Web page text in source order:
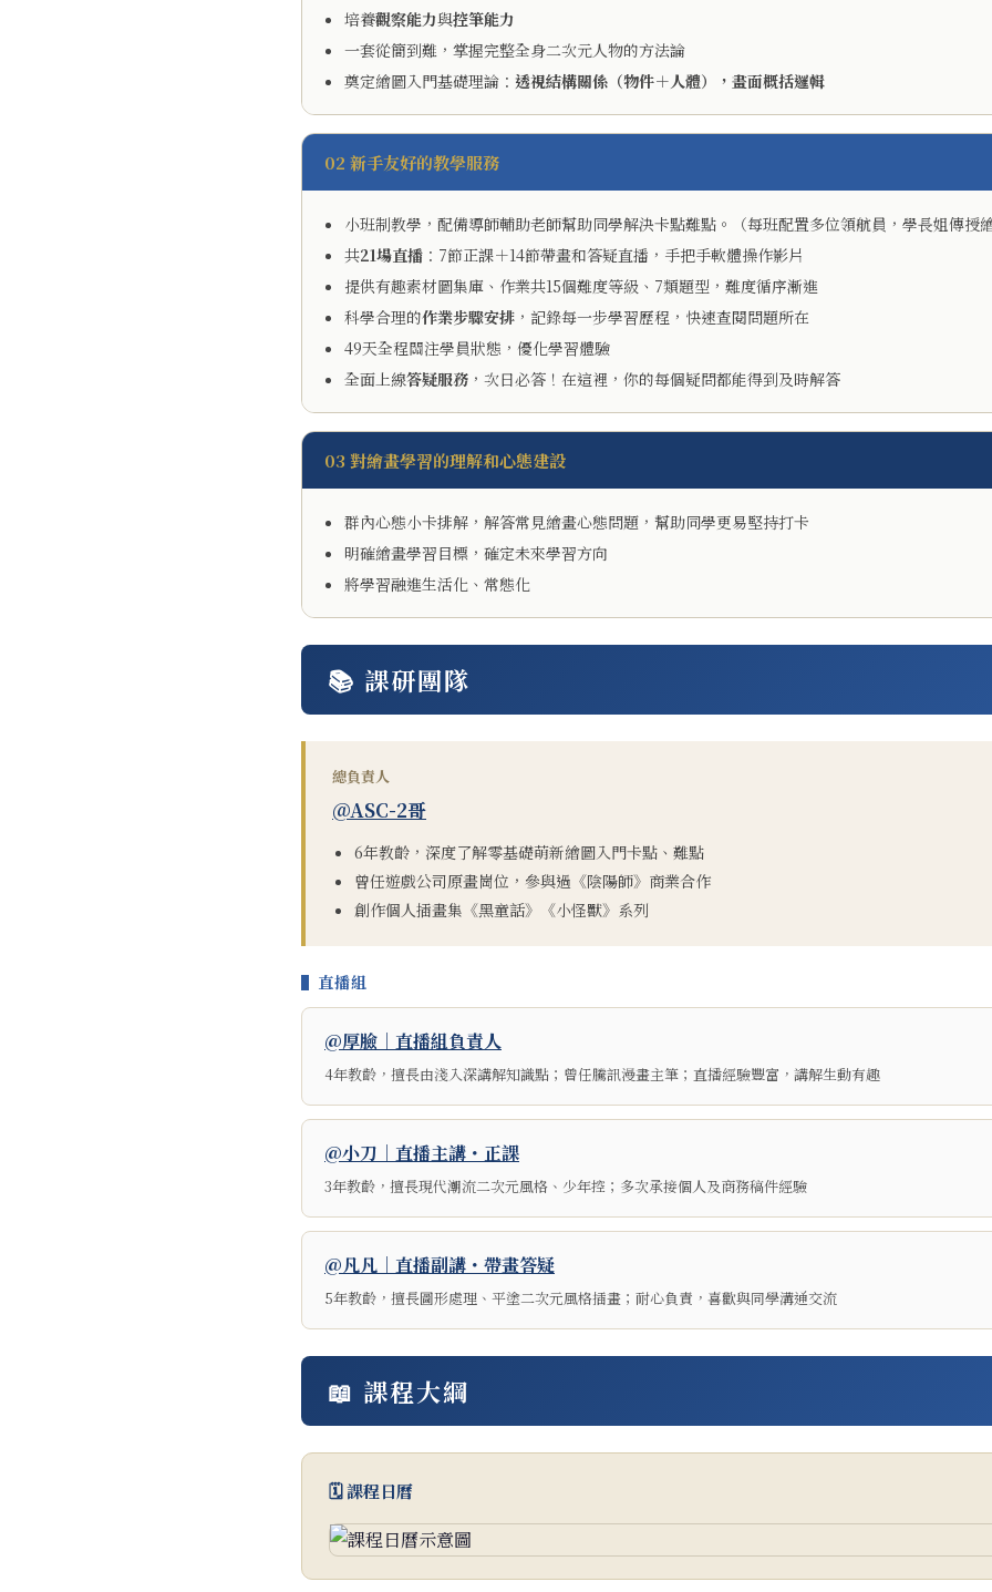
培養觀察能力與控筆能力
一套從簡到難，掌握完整全身二次元人物的方法論
奠定繪圖入門基礎理論： 透視結構關係（物件＋人體），畫面概括邏輯
02 新手友好的教學服務
小班制教學，配備導師輔助老師幫助同學解決卡點難點。（每班配置多位領航員，學長姐傳授
共21場直播 ：7節正課＋14節帶畫和答疑直播，手把手軟體操作影片
提供有趣素材圖集庫、作業共15個難度等級、7類題型，難度循序漸進
科學合理的作業步驟安排 ，記錄每一步學習歷程，快速查閱問題所在
49天全程關注學員狀態，優化學習體驗
全面上線答疑服務 ，次日必答！在這裡，你的每個疑問都能得到及時解答
03 對繪畫學習的理解和心態建設
群內心態小卡排解，解答常見繪畫心態問題，幫助同學更易堅持打卡
明確繪畫學習目標，確定未來學習方向
將學習融進生活化、常態化
📚 課研團隊
總負責人
@ASC-2哥
6年教齡，深度了解零基礎萌新繪圖入門卡點、難點
曾任遊戲公司原畫崗位，參與過《陰陽師》商業合作
創作個人插畫集《黑童話》《小怪獸》系列
▌直播組
@厚臉｜直播組負責人
4年教齡，擅長由淺入深講解知識點；曾任騰訊漫畫主筆；直播經驗豐富，講解生動有趣
@小刀｜直播主講・正課
3年教齡，擅長現代潮流二次元風格、少年控；多次承接個人及商務稿件經驗
@凡凡｜直播副講・帶畫答疑
5年教齡，擅長圖形處理、平塗二次元風格插畫；耐心負責，喜歡與同學溝通交流
📖 課程大綱
🗓️ 課程日曆